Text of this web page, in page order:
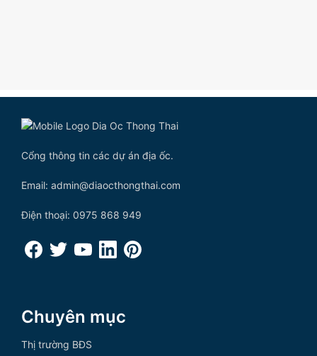
Cổng thông tin các dự án địa ốc.
Email: admin@diaocthongthai.com
Điện thoại: 0975 868 949
Chuyên mục
Thị trường BĐS